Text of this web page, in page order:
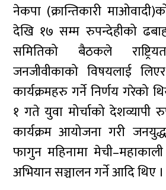
नेकपा (क्रान्तिकारी
देखि १७ सम्म रुपन्देहीको
समितिको बैठकले
जनजीवीकाको विषयलाई लिएर
कार्यक्रमहरु गर्ने निर्णय गरेको
१ गते युवा मोर्चाको देशव्यापी
कार्यक्रम आयोजना गरी
फागुन महिनामा मेची–महाकाली
अभियान सञ्चालन गर्ने आदि थिए ।